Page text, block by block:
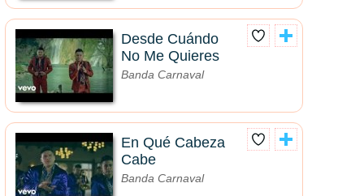
Desde Cuándo
No Me Quieres
Banda Carnaval
En Qué Cabeza
Cabe
Banda Carnaval